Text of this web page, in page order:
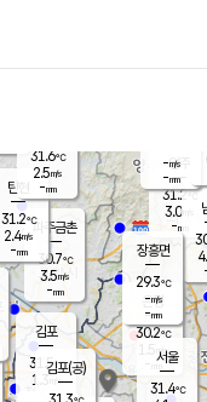
양주
31.2℃
3.0
-mm
파주금촌
30.7℃
3.5m/s
-mm
탄현
31.2℃
2.4m/s
-mm
김포
31.5℃
1.3 m/s
mm
은평
30.2℃
1.5 m/s
- mm
장흥면
29.3℃
-m/s
-mm
-m/s
-mm
김포(공)
서울
31.4℃
31.6℃
2.5m/s
-mm